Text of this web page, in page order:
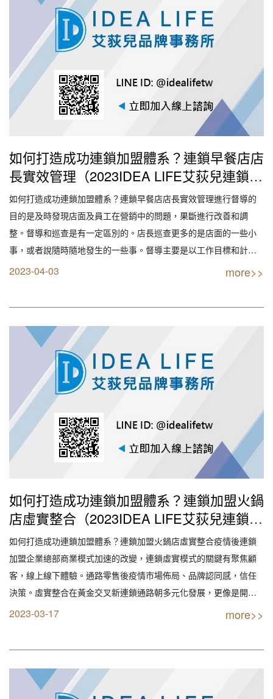
如何打造成功連鎖加盟體系？連鎖早餐店店
長實效管理（2023IDEA LIFE艾荻兒連鎖品
牌餐飲設計｜創業加盟｜連鎖加盟｜餐飲設
計｜餐飲規劃｜餐飲顧問｜餐飲行銷｜創業
開店餐飲顧問｜餐飲設備商業空間規劃｜線
上創業連鎖加盟設計）
如何打造成功連鎖加盟體系？連鎖早餐店店長實效管理進行督導的
目的是及時發現店面及員工在營銷中的問題，果斷進行改善和調
整。督導和巡查是有一定區別的。店長巡查更多的是店面的一些小
事，或者說隨時隨地發生的一些事。督導主要是以工作目標和計劃
為主體的，針對員工的工作狀態、業務能力和銷售進展情況而展
2023-04-03 more>>
如何打造成功連鎖加盟體系？連鎖加盟火鍋
店虛實整合（2023IDEA LIFE艾荻兒連鎖品
牌餐飲設計｜創業加盟｜連鎖加盟｜餐飲設
計｜餐飲規劃｜餐飲顧問｜餐飲行銷｜創業
開店餐飲顧問｜餐飲設備商業空間規劃｜線
上創業連鎖加盟設計）
如何打造成功連鎖加盟體系？連鎖加盟火鍋店虛實整合疫情後連鎖
加盟企業總部商業模式加速的改變，連鎖虛實模式的關鍵有聚焦顧
客，線上線下體驗。通路零售後疫情市場佈局、品牌認同感，信任
決策。虛實整合在黃金交叉新連鎖通路朝多元化發展，更像是開店
重點。 【創業加盟找最專業實戰公司】 IDEA LIFE 連鎖品牌餐飲顧
2023-03-17 more>>